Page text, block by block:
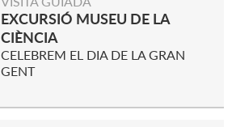
EXCURSIÓ MUSEU DE LA
CIÈNCIA
CELEBREM EL DIA DE LA GRAN
GENT